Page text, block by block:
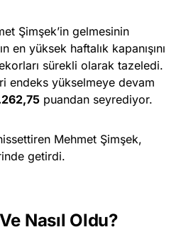
Şimşek’in gelmesinin
en yüksek haftalık kapanışını
sürekli olarak tazeledi.
endeks yükselmeye devam
puandan seyrediyor.
Mehmet Şimşek,
getirdi.
Nasıl Oldu?